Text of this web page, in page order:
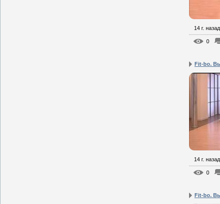
14 г. назад
0
Fit-bo.
14 г. назад
0
Fit-bo.